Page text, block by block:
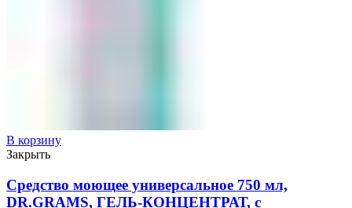
В корзину
Закрыть
Средство моющее универсальное 750 мл,
DR.GRAMS, ГЕЛЬ-КОНЦЕНТРАТ, с